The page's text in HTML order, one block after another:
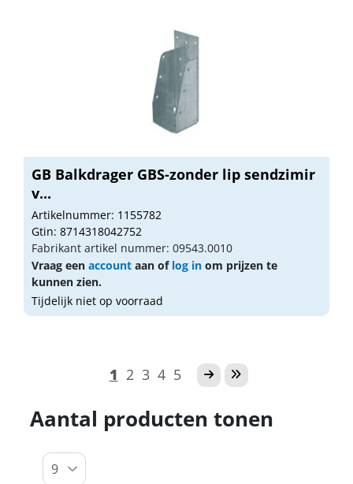
GB Balkdrager GBS-zonder lip sendzimir
v...
Artikelnummer: 1155782
Gtin: 8714318042752
Fabrikant artikel nummer: 09543.0010
Vraag een account aan of log in om prijzen te
kunnen zien.
Tijdelijk niet op voorraad
1 2 3 4 5
Aantal producten tonen